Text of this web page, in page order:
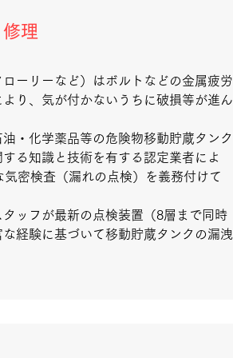
理
ーリーなど）はボルトなどの金属疲労
り、気が付かないうちに破損等が進ん
・化学薬品等の危険物移動貯蔵タンク
る知識と技術を有する認定業者によ
密検査（漏れの点検）を義務付けて
ッフが最新の点検装置（8層まで同時
経験に基づいて移動貯蔵タンクの漏洩